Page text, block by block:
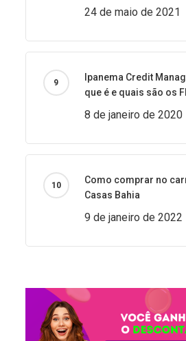
24 de maio de 2021
Ipanema Credit
que é e quais são os
8 de janeiro de 2020
Como comprar no
Casas Bahia
9 de janeiro de 2022